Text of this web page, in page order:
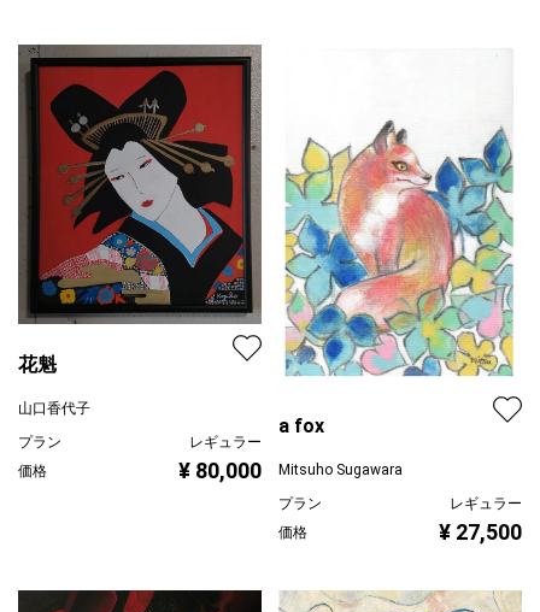
花魁
山口香代子
プラン
レギュラー
価格
¥ 80,000
a fox
Mitsuho Sugawara
プラン
レギュラー
価格
¥ 27,500